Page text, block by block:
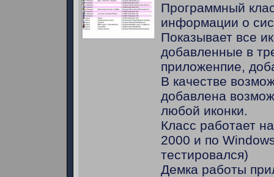
Программный
информации о
Показывает все
добавленные в
приложенпие,
В качестве
добавлена
любой иконки.
Класс работает
2000 и по
тестировался)
Демка работы